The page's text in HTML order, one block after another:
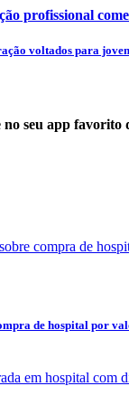
profissional
voltados para
seu app favorito
de hospital por